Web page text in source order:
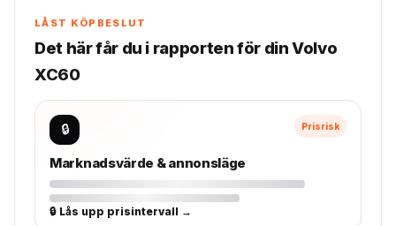
LÅST KÖPBESLUT
Det här får du i rapporten för din Volvo
XC60
🔒 Prisrisk
Marknadsvärde & annonsläge
🔒 Lås upp prisintervall →